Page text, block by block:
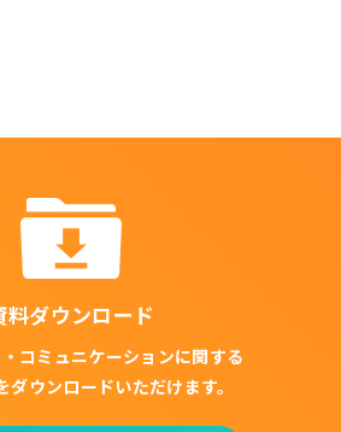
料ダウンロード
コミュニケーションに関する
ダウンロードいただけます。